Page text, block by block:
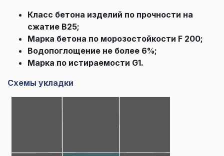
Класс бетона изделий по прочности на
сжатие В25;
Марка бетона по морозостойкости F 200;
Водопоглощение не более 6%;
Марка по истираемости G1.
Схемы укладки